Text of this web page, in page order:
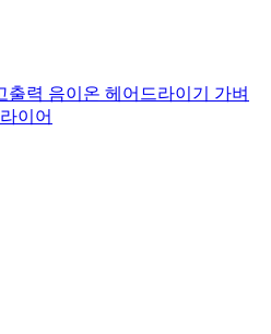
력 음이온 헤어드라이기 가벼
이어